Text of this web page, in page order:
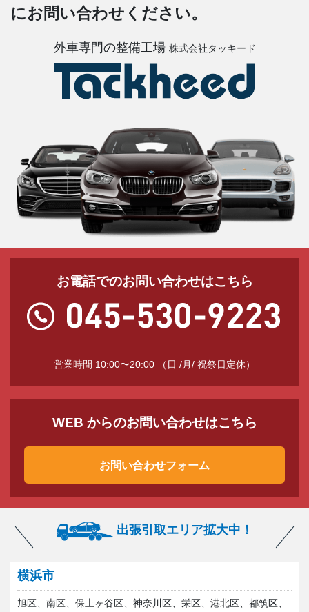
にお問い合わせください。
外車専門の整備工場 株式会社タッキード
お電話でのお問い合わせはこちら
営業時間 10:00〜20:00 （日 /月/ 祝祭日定休）
WEB からのお問い合わせはこちら
お問い合わせフォーム
出張引取エリア拡大中！
横浜市
旭区、南区、保土ヶ谷区、神奈川区、栄区、港北区、都筑区、